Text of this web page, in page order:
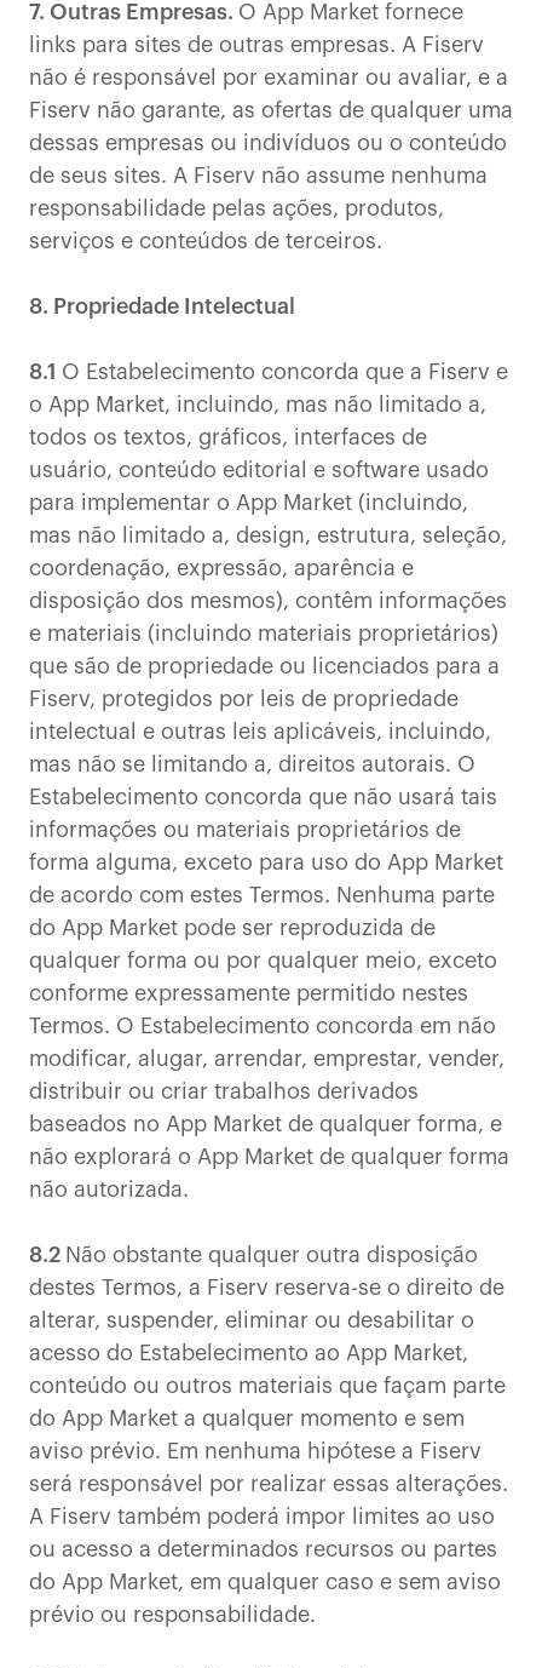
7. Outras Empresas. O App Market fornece
links para sites de outras empresas. A Fiserv
não é responsável por examinar ou avaliar, e a
Fiserv não garante, as ofertas de qualquer uma
dessas empresas ou indivíduos ou o conteúdo
de seus sites. A Fiserv não assume nenhuma
responsabilidade pelas ações, produtos,
serviços e conteúdos de terceiros.
8. Propriedade Intelectual
8.1 O Estabelecimento concorda que a Fiserv e
o App Market, incluindo, mas não limitado a,
todos os textos, gráficos, interfaces de
usuário, conteúdo editorial e software usado
para implementar o App Market (incluindo,
mas não limitado a, design, estrutura, seleção,
coordenação, expressão, aparência e
disposição dos mesmos), contêm informações
e materiais (incluindo materiais proprietários)
que são de propriedade ou licenciados para a
Fiserv, protegidos por leis de propriedade
intelectual e outras leis aplicáveis, incluindo,
mas não se limitando a, direitos autorais. O
Estabelecimento concorda que não usará tais
informações ou materiais proprietários de
forma alguma, exceto para uso do App Market
de acordo com estes Termos. Nenhuma parte
do App Market pode ser reproduzida de
qualquer forma ou por qualquer meio, exceto
conforme expressamente permitido nestes
Termos. O Estabelecimento concorda em não
modificar, alugar, arrendar, emprestar, vender,
distribuir ou criar trabalhos derivados
baseados no App Market de qualquer forma, e
não explorará o App Market de qualquer forma
não autorizada.
8.2 Não obstante qualquer outra disposição
destes Termos, a Fiserv reserva-se o direito de
alterar, suspender, eliminar ou desabilitar o
acesso do Estabelecimento ao App Market,
conteúdo ou outros materiais que façam parte
do App Market a qualquer momento e sem
aviso prévio. Em nenhuma hipótese a Fiserv
será responsável por realizar essas alterações.
A Fiserv também poderá impor limites ao uso
ou acesso a determinados recursos ou partes
do App Market, em qualquer caso e sem aviso
prévio ou responsabilidade.